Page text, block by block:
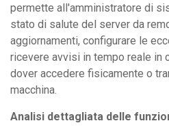
permette all'amministratore di
stato di salute del server da
aggiornamenti, configurare le
ricevere avvisi in tempo reale in
dover accedere fisicamente o
macchina.
Analisi dettagliata delle